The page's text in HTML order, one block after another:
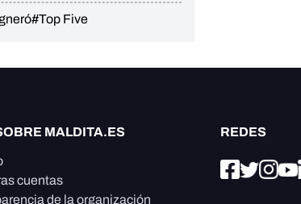
#Top Five
MALDITA.ES
cuentas
de la organización
REDES